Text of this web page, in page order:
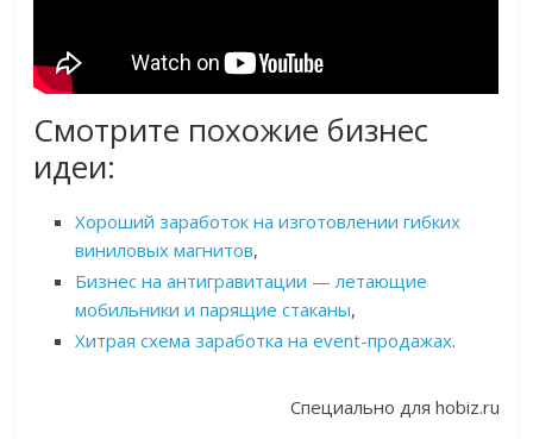
Смотрите похожие бизнес
идеи:
Хороший заработок на изготовлении гибких
виниловых магнитов,
Бизнес на антигравитации — летающие
мобильники и парящие стаканы,
Хитрая схема заработка на event-продажах.
Специально для hobiz.ru